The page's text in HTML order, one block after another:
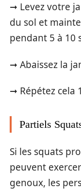
➞ Levez votre
du sol et
pendant 5 à 10
➞ Abaissez la
➞ Répétez cela
Partiels
Si les squats
peuvent
genoux, les